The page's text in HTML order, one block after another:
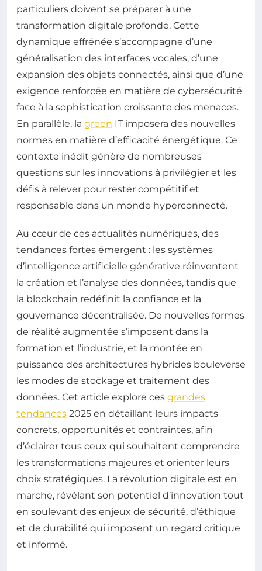
particuliers doivent se préparer à une
transformation digitale profonde. Cette
dynamique effrénée s’accompagne d’une
généralisation des interfaces vocales, d’une
expansion des objets connectés, ainsi que d’une
exigence renforcée en matière de cybersécurité
face à la sophistication croissante des menaces.
En parallèle, la green IT imposera des nouvelles
normes en matière d’efficacité énergétique. Ce
contexte inédit génère de nombreuses
questions sur les innovations à privilégier et les
défis à relever pour rester compétitif et
responsable dans un monde hyperconnecté.
Au cœur de ces actualités numériques, des
tendances fortes émergent : les systèmes
d’intelligence artificielle générative réinventent
la création et l’analyse des données, tandis que
la blockchain redéfinit la confiance et la
gouvernance décentralisée. De nouvelles formes
de réalité augmentée s’imposent dans la
formation et l’industrie, et la montée en
puissance des architectures hybrides bouleverse
les modes de stockage et traitement des
données. Cet article explore ces grandes
tendances 2025 en détaillant leurs impacts
concrets, opportunités et contraintes, afin
d’éclairer tous ceux qui souhaitent comprendre
les transformations majeures et orienter leurs
choix stratégiques. La révolution digitale est en
marche, révélant son potentiel d’innovation tout
en soulevant des enjeux de sécurité, d’éthique
et de durabilité qui imposent un regard critique
et informé.